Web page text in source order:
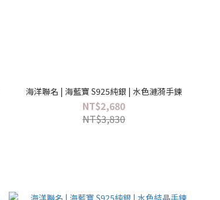
海洋聯名 | 海藍寶 S925純銀 | 水色漣漪手鍊
NT$2,680
NT$3,830